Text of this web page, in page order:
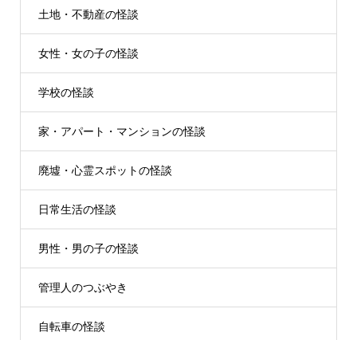
土地・不動産の怪談
女性・女の子の怪談
学校の怪談
家・アパート・マンションの怪談
廃墟・心霊スポットの怪談
日常生活の怪談
男性・男の子の怪談
管理人のつぶやき
自転車の怪談